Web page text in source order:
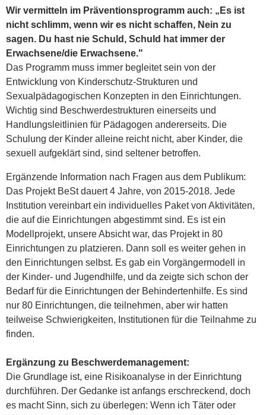
Wir vermitteln im Präventionsprogramm auch: „Es ist
nicht schlimm, wenn wir es nicht schaffen, Nein zu
sagen. Du hast nie Schuld, Schuld hat immer der
Erwachsene/die Erwachsene."
Das Programm muss immer begleitet sein von der
Entwicklung von Kinderschutz-Strukturen und
Sexualpädagogischen Konzepten in den Einrichtungen.
Wichtig sind Beschwerdestrukturen einerseits und
Handlungsleitlinien für Pädagogen andererseits. Die
Schulung der Kinder alleine reicht nicht, aber Kinder, die
sexuell aufgeklärt sind, sind seltener betroffen.
Ergänzende Information nach Fragen aus dem Publikum:
Das Projekt BeSt dauert 4 Jahre, von 2015-2018. Jede
Institution vereinbart ein individuelles Paket von Aktivitäten,
die auf die Einrichtungen abgestimmt sind. Es ist ein
Modellprojekt, unsere Absicht war, das Projekt in 80
Einrichtungen zu platzieren. Dann soll es weiter gehen in
den Einrichtungen selbst. Es gab ein Vorgängermodell in
der Kinder- und Jugendhilfe, und da zeigte sich schon der
Bedarf für die Einrichtungen der Behindertenhilfe. Es sind
nur 80 Einrichtungen, die teilnehmen, aber wir hatten
teilweise Schwierigkeiten, Institutionen für die Teilnahme zu
finden.
Ergänzung zu Beschwerdemanagement:
Die Grundlage ist, eine Risikoanalyse in der Einrichtung
durchführen. Der Gedanke ist anfangs erschreckend, doch
es macht Sinn, sich zu überlegen: Wenn ich Täter oder